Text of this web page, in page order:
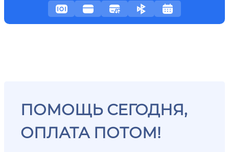
ПОМОЩЬ СЕГОДНЯ,
ОПЛАТА ПОТОМ!